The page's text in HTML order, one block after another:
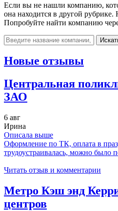
Если вы не нашли компанию,
она находится в другой рубрике.
Попробуйте найти компанию
Новые отзывы
Центральная
ЗАО
6 авг
Ирина
Описала выше
Оформление по ТК, оплата в
трудоустраивалась, можно было
Читать отзыв и комментарии
Метро Кэш энд
центров